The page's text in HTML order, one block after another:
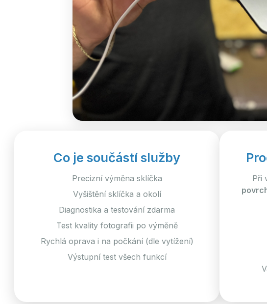
Co je součástí služby
Precizní výměna sklíčka
Vyšištění sklíčka a okolí
Diagnostika a testování zdarma
Test kvality fotografii po výměně
Rychlá oprava i na počkání (dle vytížení)
Výstupní test všech funkcí
Při